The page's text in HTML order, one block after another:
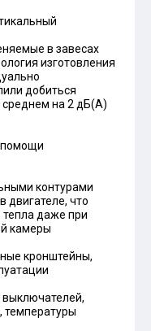
в завесах
изготовления
добиться
среднем на 2 дБ(А)
помощи
контурами
двигателе, что
тепла даже при
камеры
кронштейны,
температуры